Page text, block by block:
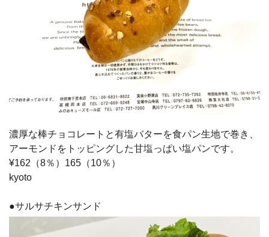
濃厚な棒チョコレートと有塩バターを食パン生地で巻き、
アーモンドをトッピングした甘塩っぱい塩パンです。
¥162（8％）165（10％）
kyoto
●サルサチキンサンド